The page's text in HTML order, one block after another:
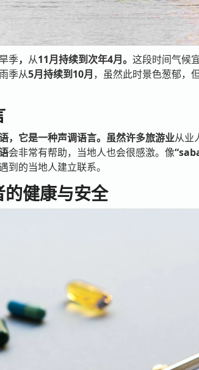
季， 从11月持续到次年4月。 这段时间气候
季从5月持续到10月，虽然此时景色葱郁，
，它是一种声调语言。虽然许多旅游业从业
会非常有帮助，当地人也会很感激。像
到的当地人建立联系。
健康与安全